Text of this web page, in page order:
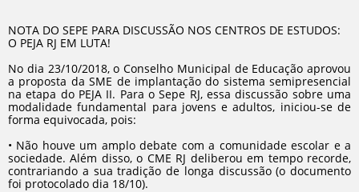
NOTA DO SEPE PARA DISCUSSÃO NOS CENTROS DE ESTUDOS:
O PEJA RJ EM LUTA!
No dia 23/10/2018, o Conselho Municipal de Educação aprovou
a proposta da SME de implantação do sistema semipresencial
na etapa do PEJA II. Para o Sepe RJ, essa discussão sobre uma
modalidade fundamental para jovens e adultos, iniciou-se de
forma equivocada, pois:
• Não houve um amplo debate com a comunidade escolar e a
sociedade. Além disso, o CME RJ deliberou em tempo recorde,
contrariando a sua tradição de longa discussão (o documento
foi protocolado dia 18/10).